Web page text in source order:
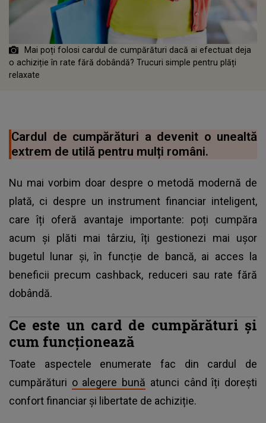
Mai poți folosi cardul de cumpărături dacă ai efectuat deja
o achiziție în rate fără dobândă? Trucuri simple pentru plăți
relaxate
Cardul de cumpărături a devenit o unealtă
extrem de utilă pentru mulți români.
Nu mai vorbim doar despre o metodă modernă de
plată, ci despre un instrument financiar inteligent,
care îți oferă avantaje importante: poți cumpăra
acum și plăti mai târziu, îți gestionezi mai ușor
bugetul lunar și, în funcție de bancă, ai acces la
beneficii precum cashback, reduceri sau rate fără
dobândă.
Ce este un card de cumpărături și
cum funcționează
Toate aspectele enumerate fac din cardul de
cumpărături o alegere bună atunci când îți dorești
confort financiar și libertate de achiziție.